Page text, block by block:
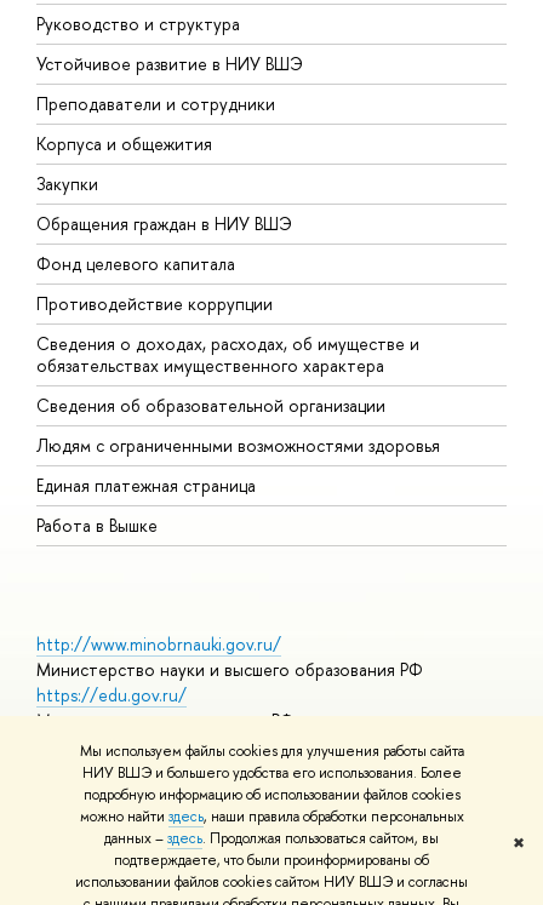
Мы используем файлы cookies для улучшения работы сайта
НИУ ВШЭ и большего удобства его использования. Более
подробную информацию об использовании файлов cookies
можно найти здесь, наши правила обработки персональных
данных –здесь. Продолжая пользоваться сайтом, вы
подтверждаете, что были проинформированы об
использовании файлов cookies сайтом НИУ ВШЭ и согласны
✖
Руководство и структура
Устойчивое развитие в НИУ ВШЭ
Преподаватели и сотрудники
Корпуса и общежития
Закупки
Обращения граждан в НИУ ВШЭ
Фонд целевого капитала
Противодействие коррупции
Сведения о доходах, расходах, об имуществе и
обязательствах имущественного характера
Сведения об образовательной организации
Людям с ограниченными возможностями здоровья
Единая платежная страница
Работа в Вышке
http://www.minobrnauki.gov.ru/
Министерство науки и высшего образования РФ
https://edu.gov.ru/
Министерство просвещения РФ
https://elearning.hse.ru/mooc
Массовые открытые онлайн-курсы
© НИУ ВШЭ 1993–2026 Адреса и контактыУсловия
использования материалов Политика конфиденциальности